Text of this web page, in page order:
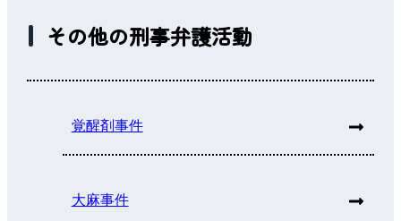
その他の刑事弁護活動
覚醒剤事件
大麻事件